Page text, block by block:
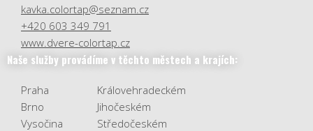
kavka.colortap@seznam.cz
+420 603 349 791
www.dvere-colortap.cz
Naše služby provádíme v těchto městech a krajích:
Praha
Brno
Vysočina
Královehradeckém
Jihočeském
Středočeském